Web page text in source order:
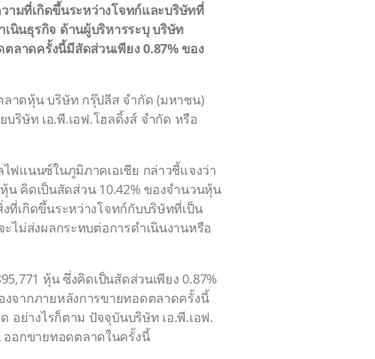
ามที่เกิดขึ้นระหว่างโจทก์และบริษัทที่
นินธุรกิจ ด้านผู้บริหารระบุ บริษัท
ลาดครั้งนี้มีสัดส่วนเพียง 0.87% ของ
าดหุ้น บริษัท กรุ๊ปลีส จำกัด (มหาชน)
บริษัท เอ.พี.เอฟ.โฮลดิ้งส์ จำกัด หรือ
ฟแนนซ์ในภูมิภาคเอเชีย กล่าวชี้แจงว่า
น คิดเป็นสัดส่วน 10.42% ของจำนวนหุ้น
ที่เกิดขึ้นระหว่างโจทก์กับบริษัทที่เป็น
ไม่ส่งผลกระทบต่อการดำเนินงานหรือ
หุ้น ซึ่งคิดเป็นสัดส่วนเพียง 0.87%
งจากภายหลังการขายทอดตลาดครั้งนี้
อย่างไรก็ตาม ปัจจุบันบริษัท เอ.พี.เอฟ.
ออกขายทอดตลาดในครั้งนี้